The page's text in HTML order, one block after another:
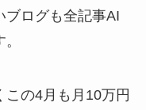
ブログも全記事AI
この4月も月10万円